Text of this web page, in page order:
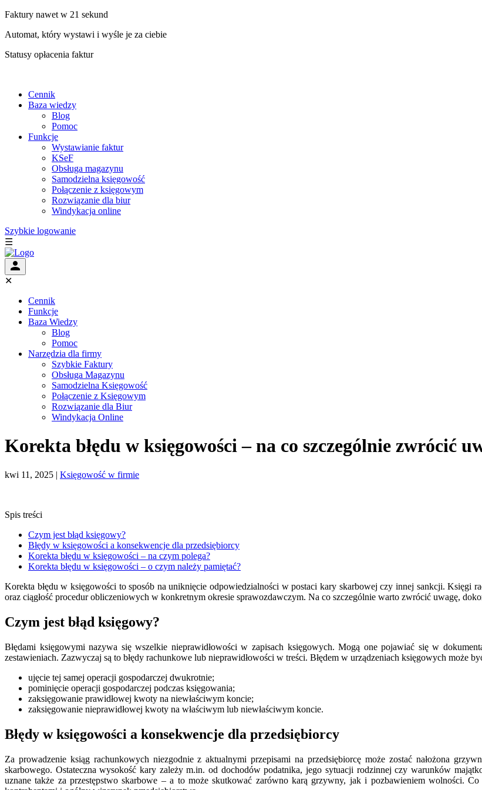
Faktury nawet w 21 sekund
Automat, który wystawi i wyśle je za ciebie
Statusy opłacenia faktur
Cennik
Baza wiedzy
Blog
Pomoc
Funkcje
Wystawianie faktur
KSeF
Obsługa magazynu
Samodzielna księgowość
Połączenie z księgowym
Rozwiązanie dla biur
Windykacja online
Szybkie logowanie
☰
✕
Cennik
Funkcje
Baza Wiedzy
Blog
Pomoc
Narzędzia dla firmy
Szybkie Faktury
Obsługa Magazynu
Samodzielna Księgowość
Połączenie z Księgowym
Rozwiązanie dla Biur
Windykacja Online
Korekta błędu w księgowości – na co szczególnie zwrócić
kwi 11, 2025 | Księgowość w firmie
Spis treści
Czym jest błąd księgowy?
Błędy w księgowości a konsekwencje dla przedsiębiorcy
Korekta błędu w księgowości – na czym polega?
Korekta błędu w księgowości – o czym należy pamiętać?
Korekta błędu w księgowości to sposób na uniknięcie odpowiedzialności w postaci kary skarbowej czy innej sankcji. Księgi
oraz ciągłość procedur obliczeniowych w konkretnym okresie sprawozdawczym. Na co szczególnie warto zwrócić uwagę,
Czym jest błąd księgowy?
Błędami księgowymi nazywa się wszelkie nieprawidłowości w zapisach księgowych. Mogą one pojawiać się w
zestawieniach. Zazwyczaj są to błędy rachunkowe lub nieprawidłowości w treści. Błędem w urządzeniach księgowych może
ujęcie tej samej operacji gospodarczej dwukrotnie;
pominięcie operacji gospodarczej podczas księgowania;
zaksięgowanie prawidłowej kwoty na niewłaściwym koncie;
zaksięgowanie nieprawidłowej kwoty na właściwym lub niewłaściwym koncie.
Błędy w księgowości a konsekwencje dla przedsiębiorcy
Za prowadzenie ksiąg rachunkowych niezgodnie z aktualnymi przepisami na przedsiębiorcę może zostać nałożona
skarbowego. Ostateczna wysokość kary zależy m.in. od dochodów podatnika, jego sytuacji rodzinnej czy warunków
uznane także za przestępstwo skarbowe – a to może skutkować zarówno karą grzywny, jak i pozbawieniem wolności.